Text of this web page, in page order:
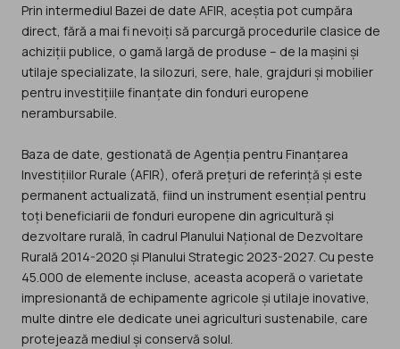
Prin intermediul Bazei de date AFIR, aceștia pot cumpăra
direct, fără a mai fi nevoiți să parcurgă procedurile clasice de
achiziții publice, o gamă largă de produse – de la mașini și
utilaje specializate, la silozuri, sere, hale, grajduri și mobilier
pentru investițiile finanțate din fonduri europene
nerambursabile.
Baza de date, gestionată de Agenția pentru Finanțarea
Investițiilor Rurale (AFIR), oferă prețuri de referință și este
permanent actualizată, fiind un instrument esențial pentru
toți beneficiarii de fonduri europene din agricultură și
dezvoltare rurală, în cadrul Planului Național de Dezvoltare
Rurală 2014-2020 și Planului Strategic 2023-2027. Cu peste
45.000 de elemente incluse, aceasta acoperă o varietate
impresionantă de echipamente agricole și utilaje inovative,
multe dintre ele dedicate unei agriculturi sustenabile, care
protejează mediul și conservă solul.